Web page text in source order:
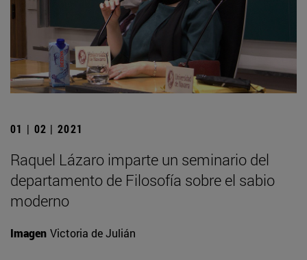
01 | 02 | 2021
Raquel Lázaro imparte un seminario del
departamento de Filosofía sobre el sabio
moderno
Imagen Victoria de Julián